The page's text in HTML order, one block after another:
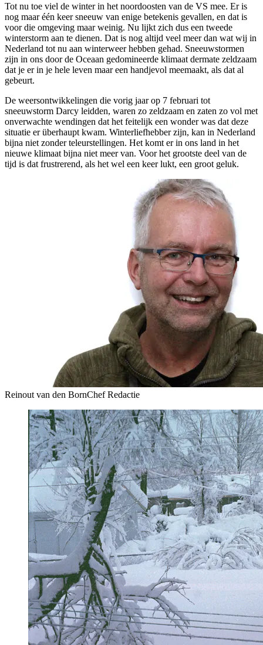
Tot nu toe viel de winter in het noordoosten van de VS mee. Er is
nog maar één keer sneeuw van enige betekenis gevallen, en dat is
voor die omgeving maar weinig. Nu lijkt zich dus een tweede
winterstorm aan te dienen. Dat is nog altijd veel meer dan wat wij in
Nederland tot nu aan winterweer hebben gehad. Sneeuwstormen
zijn in ons door de Oceaan gedomineerde klimaat dermate zeldzaam
dat je er in je hele leven maar een handjevol meemaakt, als dat al
gebeurt.
De weersontwikkelingen die vorig jaar op 7 februari tot
sneeuwstorm Darcy leidden, waren zo zeldzaam en zaten zo vol met
onverwachte wendingen dat het feitelijk een wonder was dat deze
situatie er überhaupt kwam. Winterliefhebber zijn, kan in Nederland
bijna niet zonder teleurstellingen. Het komt er in ons land in het
nieuwe klimaat bijna niet meer van. Voor het grootste deel van de
tijd is dat frustrerend, als het wel een keer lukt, een groot geluk.
Reinout van den BornChef Redactie